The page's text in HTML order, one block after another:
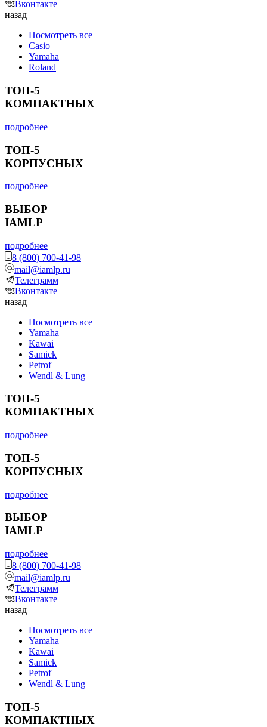
Вконтакте
назад
Посмотреть все
Casio
Yamaha
Roland
ТОП-5
КОМПАКТНЫХ
подробнее
ТОП-5
КОРПУСНЫХ
подробнее
ВЫБОР
IAMLP
подробнее
8 (800) 700-41-98
mail@iamlp.ru
Телеграмм
Вконтакте
назад
Посмотреть все
Yamaha
Kawai
Samick
Petrof
Wendl & Lung
ТОП-5
КОМПАКТНЫХ
подробнее
ТОП-5
КОРПУСНЫХ
подробнее
ВЫБОР
IAMLP
подробнее
8 (800) 700-41-98
mail@iamlp.ru
Телеграмм
Вконтакте
назад
Посмотреть все
Yamaha
Kawai
Samick
Petrof
Wendl & Lung
ТОП-5
КОМПАКТНЫХ